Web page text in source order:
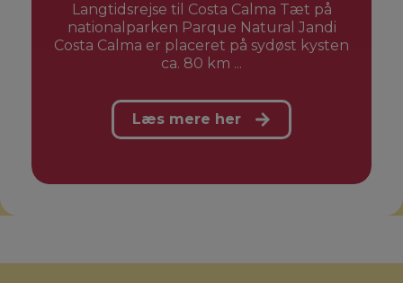
Langtidsrejse til Costa Calma Tæt på
nationalparken Parque Natural Jandi
Costa Calma er placeret på sydøst kysten
ca. 80 km ...
Læs mere her